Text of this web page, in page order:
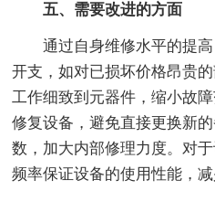
五、需要改进的方面
通过自身维修水平的提
开支，如对已损坏价格昂贵
工作细致到元器件，缩小故
修复设备，避免直接更换新
数，加大内部修理力度。对
频率保证设备的使用性能，减